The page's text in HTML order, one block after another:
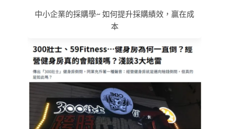
中小企業的採購學~ 如何提升採購績效，贏在成
本